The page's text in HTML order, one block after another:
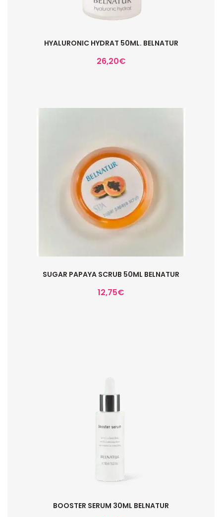
HYALURONIC HYDRAT 50ML. BELNATUR
26,20€
SUGAR PAPAYA SCRUB 50ML BELNATUR
12,75€
BOOSTER SERUM 30ML BELNATUR